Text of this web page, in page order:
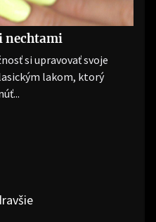
nechtami
si upravovať svoje
lakom, ktorý